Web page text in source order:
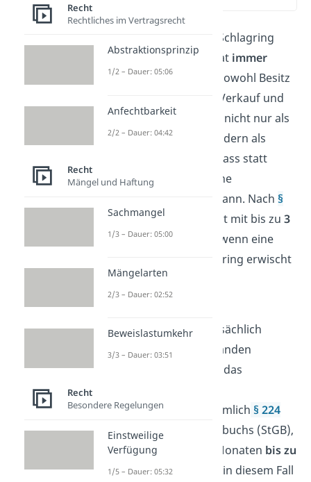
Der Umgang mit einem Schlagring
wird vom deutschen Staat immer
strafrechtlich verfolgt
. Sowohl Besitz
als auch Kauf, Nutzung, Verkauf und
Herstellung gelten dabei nicht nur als
Ordnungswidrigkeit, sondern als
. Das bedeutet, dass statt
einerGeldstrafe
auch eine
drohen kann. Nach§
52 Absatz 3 Nr.1 WaffG
ist mit bis zu 3
JahrenHaft zu rechnen, wenn eine
Person mit einem Schlagring erwischt
wird. Außerdem wird er
beschlagnahmt
Wenn der Schlagring tatsächlich
eingesetzt wird, um jemanden
anzugreifen, erhöht sich das
Strafmaß. Im Fall einer
Körperverletzung
gilt nämlich § 224
Absatz 1des Strafgesetzbuchs (StGB),
der ein Strafmaß von 6 Monaten bis zu
10 Jahrenvorsieht. Es ist in diesem Fall
Recht
Rechtliches im Vertragsrecht
Abstraktionsprinzip
1/2 – Dauer: 05:06
Anfechtbarkeit
2/2 – Dauer: 04:42
Recht
Mängel und Haftung
Sachmangel
1/3 – Dauer: 05:00
Mängelarten
2/3 – Dauer: 02:52
Beweislastumkehr
3/3 – Dauer: 03:51
Recht
Besondere Regelungen
Einstweilige
Verfügung
1/5 – Dauer: 05:32